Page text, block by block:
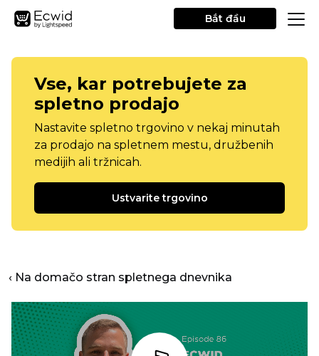
Bắt đầu
Vse, kar potrebujete za
spletno prodajo
Nastavite spletno trgovino v nekaj minutah
za prodajo na spletnem mestu, družbenih
medijih ali tržnicah.
Ustvarite trgovino
‹ Na domačo stran spletnega dnevnika